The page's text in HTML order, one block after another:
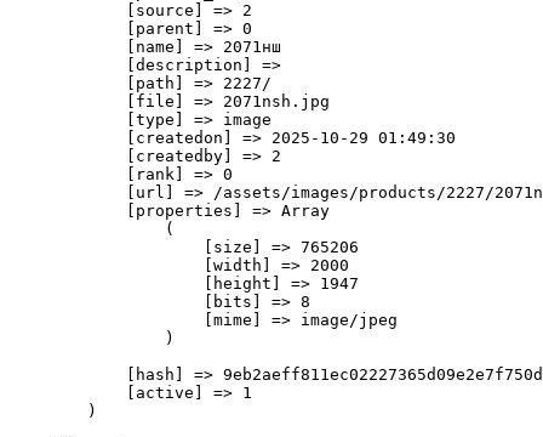
            [source] => 2
            [parent] => 0
            [name] => 2071нш
            [description] =>
            [path] => 2227/
            [file] => 2071nsh.jpg
            [type] => image
            [createdon] => 2025-10-29 01:49:30
            [createdby] => 2
            [rank] => 0
[url] => /assets/images/products/2227/
            [properties] => Array
                (
                    [size] => 765206
                    [width] => 2000
                    [height] => 1947
                    [bits] => 8
                    [mime] => image/jpeg
                )
[hash] =>
            [active] => 1
        )